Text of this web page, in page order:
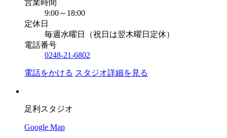
営業時間
9:00～18:00
定休日
毎週水曜日（祝日は翌木曜日定休）
電話番号
0248-21-6802
電話をかける スタジオ詳細を見る
足利スタジオ
Google Map